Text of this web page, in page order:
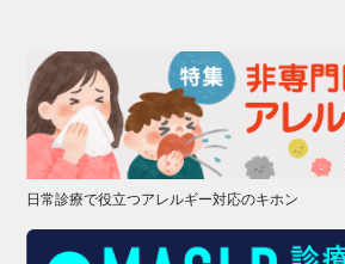
日常診療で役立つアレルギー対応のキホン